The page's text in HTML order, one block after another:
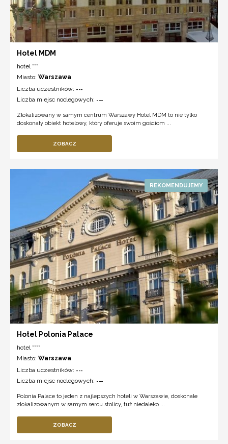
Hotel MDM
hotel ***
Miasto: Warszawa
Liczba uczestników: ---
Liczba miejsc noclegowych: ---
Zlokalizowany w samym centrum Warszawy Hotel MDM to nie tylko
doskonały obiekt hotelowy, który oferuje swoim gościom ...
ZOBACZ
Hotel Polonia Palace
hotel ****
Miasto: Warszawa
Liczba uczestników: ---
Liczba miejsc noclegowych: ---
Polonia Palace to jeden z najlepszych hoteli w Warszawie, doskonale
zlokalizowanym w samym sercu stolicy, tuż niedaleko ...
ZOBACZ